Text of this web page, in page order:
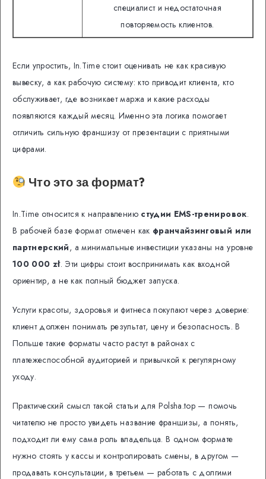
специалист и недостаточная
повторяемость клиентов.
Если упростить, In.Time стоит оценивать не как красивую
вывеску, а как рабочую систему: кто приводит клиента, кто
обслуживает, где возникает маржа и какие расходы
появляются каждый месяц. Именно эта логика помогает
отличить сильную франшизу от презентации с приятными
цифрами.
Что это за формат?
In.Time относится к направлению студии EMS-тренировок.
В рабочей базе формат отмечен как франчайзинговый или
партнерский, а минимальные инвестиции указаны на уровне
100 000 zł. Эти цифры стоит воспринимать как входной
ориентир, а не как полный бюджет запуска.
Услуги красоты, здоровья и фитнеса покупают через доверие:
клиент должен понимать результат, цену и безопасность. В
Польше такие форматы часто растут в районах с
платежеспособной аудиторией и привычкой к регулярному
уходу.
Практический смысл такой статьи для Polsha.top — помочь
читателю не просто увидеть название франшизы, а понять,
подходит ли ему сама роль владельца. В одном формате
нужно стоять у кассы и контролировать смены, в другом —
продавать консультации, в третьем — работать с долгими